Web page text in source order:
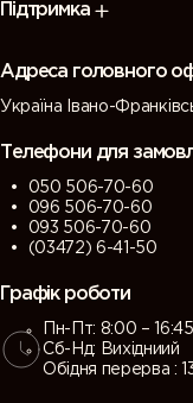
Підтримка
Адреса головного
Україна Івано-
Телефони для
050 506-70-60
096 506-70-60
093 506-70-60
(03472) 6-41-50
Графік роботи
Пн-Пт: 8:00 – 16:45
Сб-Нд: Вихідниий
Обідня перерва :